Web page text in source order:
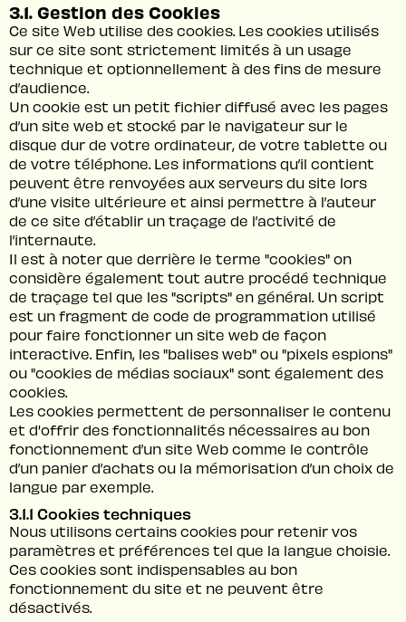
3.1. Gestion des Cookies
Ce site Web utilise des cookies. Les cookies utilisés
sur ce site sont strictement limités à un usage
technique et optionnellement à des fins de mesure
d’audience.
Un cookie est un petit fichier diffusé avec les pages
d’un site web et stocké par le navigateur sur le
disque dur de votre ordinateur, de votre tablette ou
de votre téléphone. Les informations qu’il contient
peuvent être renvoyées aux serveurs du site lors
d’une visite ultérieure et ainsi permettre à l’auteur
de ce site d’établir un traçage de l’activité de
l’internaute.
Il est à noter que derrière le terme "cookies" on
considère également tout autre procédé technique
de traçage tel que les "scripts" en général. Un script
est un fragment de code de programmation utilisé
pour faire fonctionner un site web de façon
interactive. Enfin, les "balises web" ou "pixels espions"
ou "cookies de médias sociaux" sont également des
cookies.
Les cookies permettent de personnaliser le contenu
et d'offrir des fonctionnalités nécessaires au bon
fonctionnement d’un site Web comme le contrôle
d’un panier d’achats ou la mémorisation d’un choix de
langue par exemple.
3.1.1 Cookies techniques
Nous utilisons certains cookies pour retenir vos
paramètres et préférences tel que la langue choisie.
Ces cookies sont indispensables au bon
fonctionnement du site et ne peuvent être
désactivés.